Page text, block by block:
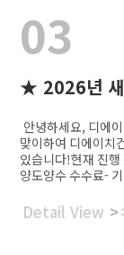
03
★ 2026년
안녕하세요, 디에
맞이하여 디에이치
있습니다!현재 진
양도양수 수수료-
있으신 분들은 지
이벤트 기간이 지
Detail View >